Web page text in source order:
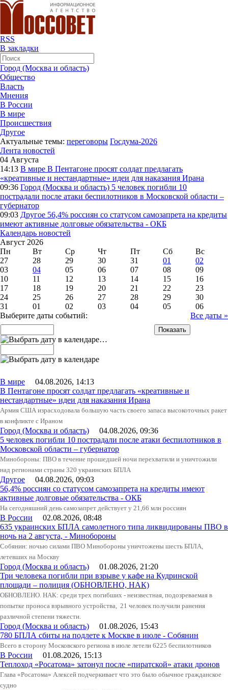
RSS
В закладки
Город (Москва и область)
Общество
Власть
Мнения
В России
В мире
Происшествия
Другое
Актуальные темы: переговоры Госдума-2026
Лента новостей
04 Августа
14:13 В мире В Пентагоне просят солдат предлагать
«креативные и нестандартные» идеи для наказания Ирана
09:36 Город (Москва и область) 5 человек погибли 10
пострадали после атаки беспилотников в Московской области –
губернатор
09:03 Другое 56,4% россиян со статусом самозапрета на кредиты
имеют активные долговые обязательства - ОКБ
Календарь новостей
Август 2026
Пн
Вт Ср Чт Пт Сб
Вс
27
28 29 30 31 01
02
03
04 05 06 07 08
09
10
11 12 13 14 15
16
17
18 19 20 21 22
23
24
25 26 27 28 29
30
31
01 02 03 04 05
06
Все даты »
Выберите даты событий:
…
В мире 04.08.2026, 14:13
В Пентагоне просят солдат предлагать «креативные и
нестандартные» идеи для наказания Ирана
Армия США израсходовала большую часть своего запаса высокоточных ракет
в конфликте с Ираном
Город (Москва и область) 04.08.2026, 09:36
5 человек погибли 10 пострадали после атаки беспилотников в
Московской области – губернатор
Минобороны: ПВО в течение прошедшей ночи перехватили и уничтожили
над регионами страны 320 украинских БПЛА
Другое 04.08.2026, 09:03
56,4% россиян со статусом самозапрета на кредиты имеют
активные долговые обязательства - ОКБ
На сегодняшний день самозапрет действует у 21,66 млн россиян
В России 02.08.2026, 08:48
635 украинских БПЛА самолетного типа ликвидированы ПВО в
ночь на 2 августа, - Минобороны
Собянин: ночью силами ПВО Минобороны уничтожены шесть БПЛА,
летевших на Москву
Город (Москва и область) 01.08.2026, 21:20
Три человека погибли при взрыве у кафе на Кудринской
площади – полиция (ОБНОВЛЕНО, НАК)
ОБНОВЛЕНО. НАК: среди трех погибших - неизвестная, подозреваемая в
попытке проноса взрывного устройства, 21 человек получили ранения
различной степени тяжести.
Город (Москва и область) 01.08.2026, 15:43
780 БПЛА сбиты на подлете к Москве в июле - Собянин
Всего в сторону Московского региона в июле летели 6225 беспилотников
В России 01.08.2026, 15:13
Теплоход «Росатома» затонул после «пиратской» атаки дронов
Глава «Росатома» Алексей подчеркивает что это было обычное гражданское
судно